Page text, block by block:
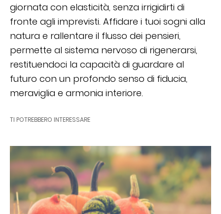
giornata con elasticità, senza irrigidirti di
fronte agli imprevisti. Affidare i tuoi sogni alla
natura e rallentare il flusso dei pensieri,
permette al sistema nervoso di rigenerarsi,
restituendoci la capacità di guardare al
futuro con un profondo senso di fiducia,
meraviglia e armonia interiore.
TI POTREBBERO INTERESSARE